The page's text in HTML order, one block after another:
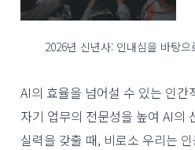
2026년 신년사: 인내심을 바탕
AI의 효율을 넘어설 수 있는 인간
자기 업무의 전문성을 높여 AI의
실력을 갖출 때, 비로소 우리는